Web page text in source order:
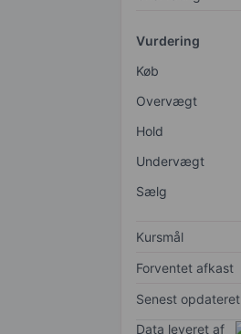
Vurdering
Køb
Overvægt
Hold
Undervægt
Sælg
Kursmål
Forventet afkast
Senest opdateret
Data leveret af